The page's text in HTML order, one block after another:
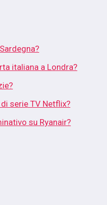
italiana a Londra?
serie TV Netflix?
su Ryanair?